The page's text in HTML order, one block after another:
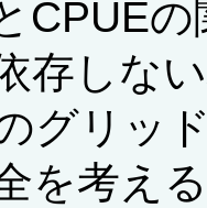
CPUE
存しな
グリッ
を考え